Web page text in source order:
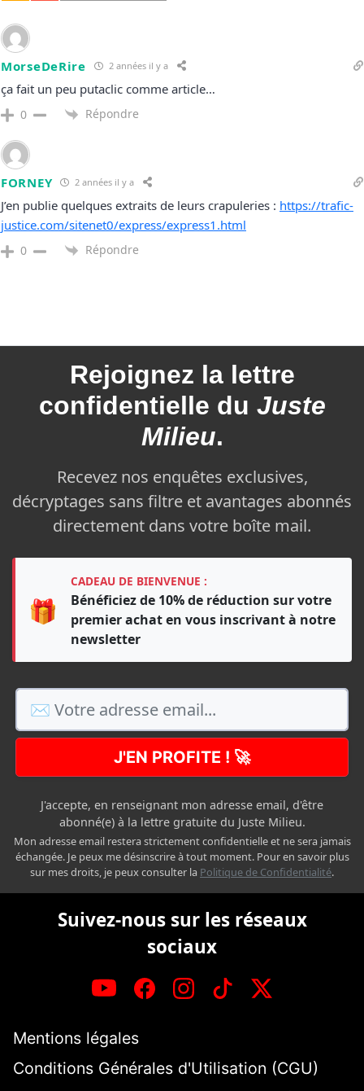
MorseDeRire 2 années il y a
ça fait un peu putaclic comme article…
0 Répondre
FORNEY 2 années il y a
J’en publie quelques extraits de leurs crapuleries : https://trafic-
justice.com/sitenet0/express/express1.html
0 Répondre
Rejoignez la lettre
confidentielle du Juste
Milieu.
Recevez nos enquêtes exclusives,
décryptages sans filtre et avantages abonnés
directement dans votre boîte mail.
🎁
CADEAU DE BIENVENUE :
Bénéficiez de 10% de réduction sur votre
premier achat en vous inscrivant à notre
newsletter
J'EN PROFITE ! 🚀
J'accepte, en renseignant mon adresse email, d'être
abonné(e) à la lettre gratuite du Juste Milieu.
Mon adresse email restera strictement confidentielle et ne sera jamais
échangée. Je peux me désinscrire à tout moment. Pour en savoir plus
sur mes droits, je peux consulter la Politique de Confidentialité.
Suivez-nous sur les réseaux
sociaux
Mentions légales
Conditions Générales d'Utilisation (CGU)